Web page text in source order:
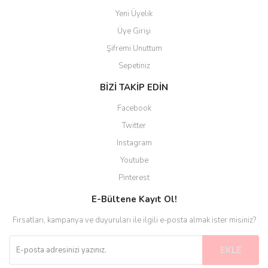
Yeni Üyelik
Üye Girişi
Şifremi Unuttum
Sepetiniz
BİZİ TAKİP EDİN
Facebook
Twitter
Instagram
Youtube
Pinterest
E-Bültene Kayıt Ol!
Fırsatları, kampanya ve duyuruları ile ilgili e-posta almak ister misiniz?
EKLE